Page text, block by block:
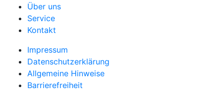
Über uns
Service
Kontakt
Impressum
Datenschutzerklärung
Allgemeine Hinweise
Barrierefreiheit